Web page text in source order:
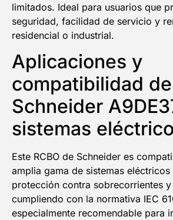
limitados. Ideal para usuarios que
seguridad, facilidad de servicio y
residencial o industrial.
Aplicaciones y
compatibilidad
Schneider
sistemas
Este RCBO de Schneider es
amplia gama de sistemas
protección contra sobrecorrientes
cumpliendo con la normativa IEC
especialmente recomendable para